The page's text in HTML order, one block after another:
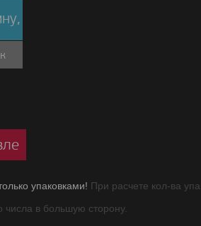
упаковками! При расчете кол-ва
числа в большую сторону.